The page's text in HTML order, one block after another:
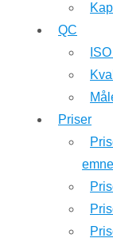
QC
Priser